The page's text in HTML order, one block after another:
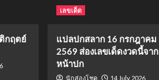
กฤตย์
เลขเด็ด
แปลปกสลาก 16 กรกฎาคม
2569 ส่องเลขเด็ดงวดนี้จาก
หน้าปก
นักส่องโชค 14 July 2026